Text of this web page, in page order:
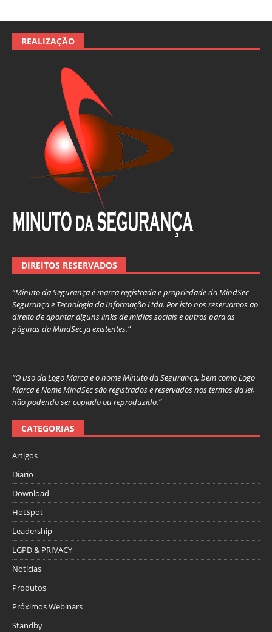
REALIZAÇÃO
DIREITOS RESERVADOS
“Minuto da Segurança é marca registrada e propriedade da MindSec
Segurança e Tecnologia da Informação Ltda. Por isto nos reservamos ao
direito de apontar alguns links de mídias sociais e outros para as
páginas da MindSec já existentes.”
“O uso da Logo Marca e o nome Minuto da Segurança, bem como Logo
Marca e Nome MindSec são registrados e reservados nos termos da lei,
não podendo ser copiado ou reproduzido.”
CATEGORIAS
Artigos
Diario
Download
HotSpot
Leadership
LGPD & PRIVACY
Notícias
Produtos
Próximos Webinars
Standby